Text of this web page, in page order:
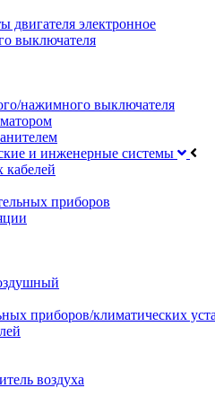
двигателя электронное
выключателя
нажимного выключателя
и инженерные системы
кабелей
приборов
приборов/климатических
воздуха